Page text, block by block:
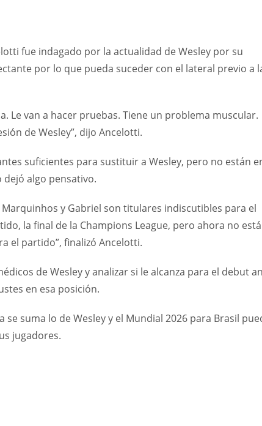
fue indagado por la actualidad de Wesley por su
por lo que pueda suceder con el lateral previo a
Le van a hacer pruebas. Tiene un problema muscular.
de Wesley”, dijo Ancelotti.
suficientes para sustituir a Wesley, pero no están
algo pensativo.
y Gabriel son titulares indiscutibles para el
la final de la Champions League, pero ahora no
el partido”, finalizó Ancelotti.
de Wesley y analizar si le alcanza para el debut
en esa posición.
suma lo de Wesley y el Mundial 2026 para Brasil
jugadores.